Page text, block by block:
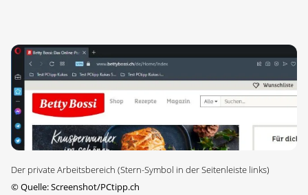
Der private Arbeitsbereich (Stern-Symbol in der Seitenleiste links)
©Quelle: Screenshot/PCtipp.ch